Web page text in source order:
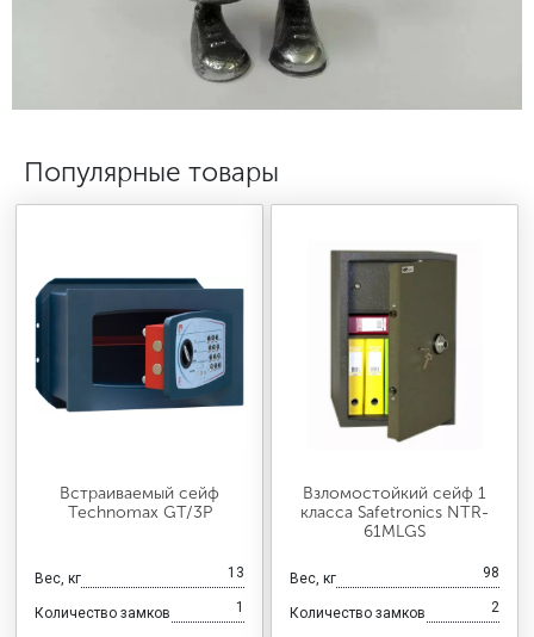
СИСТЕМЫ ХРАНЕНИЯ
МЕБЕЛЬ ДЛЯ СТОЛОВЫХ
СТАЛЬНЫЕ ДВЕРИ
Популярные товары
Встраиваемый сейф
Technomax GT/3P
Вес, кг 13
Количество замков 1
Взломостойкий сейф 1
класса Safetronics NTR-
61MLGS
Вес, кг 98
Количество замков 2